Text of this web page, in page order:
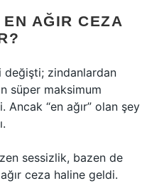
AĞIR CEZA
değişti; zindanlardan
süper maksimum
“en ağır” olan şey
sessizlik, bazen de
ceza haline geldi.